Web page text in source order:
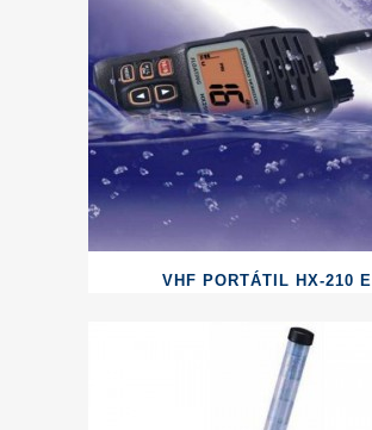
VHF PORTÁTIL HX-210 E